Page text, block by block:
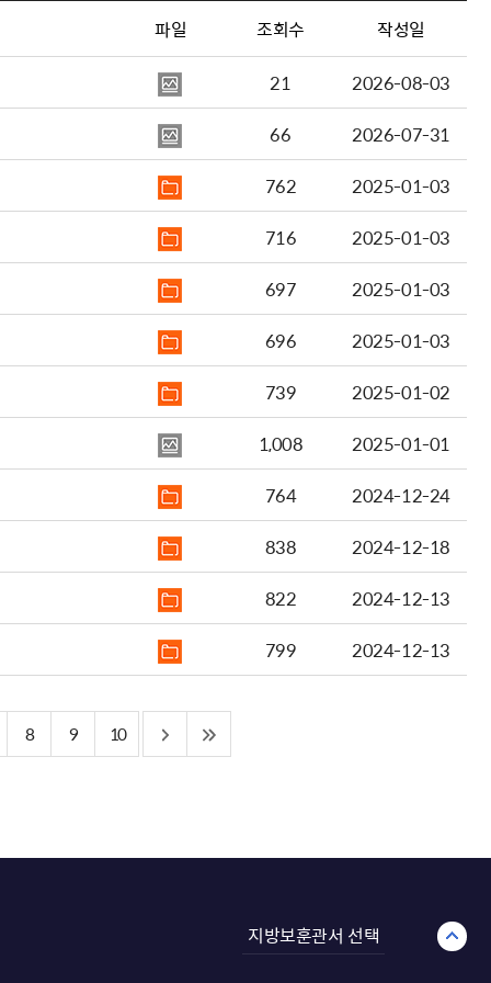
파일 조회수 작성일
21
2026-08-03
66
2026-07-31
762
2025-01-03
716
2025-01-03
697
2025-01-03
696
2025-01-03
739
2025-01-02
1,008
2025-01-01
764
2024-12-24
838
2024-12-18
822
2024-12-13
799
2024-12-13
8 9 10
지방보훈관서 선택